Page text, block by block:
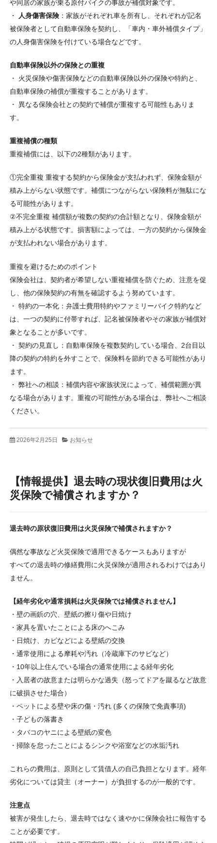
や同居の家族が乗る原付バイクの事故が補償対象です。
・
人身傷害保険：家族がそれぞれ車を所有し、それぞれが記名
被保険者として自動車保険を契約し、「車内・車外補償タイプ」
の人身傷害保険を付けている場合などです。
自動車保険以外の保険との重複
・ 火災保険や傷害保険などの自動車保険以外の保険や特約と、
自動車保険の補償が重複することがあります。
・ 異なる保険会社との契約で補償が重複する可能性もありま
す。
重複補償の種類
重複補償には、以下の2種類があります。
①完全重複 重複する契約から保険金が支払われず、保険金額が
積み上がらない状態です。補償につながらない保険料が無駄にな
る可能性があります。
②不完全重複 補償額が複数の契約の合計額となり、保険金額が
積み上がる状態です。損害額によっては、一方の契約から保険金
が支払われない場合があります。
重複を避けるためのポイント
保険会社は、契約者が希望しない重複補償を防ぐため、注意を促
し、他の保険契約の有無を確認するよう努めています。
・ 特約の一本化：弁護士費用特約やファミリーバイク特約など
は、一つの契約に付帯すれば、記名被保険者やその家族が補償対
象となることが多いです。
・ 契約の見直し：自動車保険を複数契約している場合、2台目以
降の契約の特約を外すことで、保険料を節約できる可能性があり
ます。
・ 弊社への相談：補償内容や家族状況によって、補償範囲が異
なる場合があります。重複の可能性がある場合は、弊社へご相談
ください。
2026年2月25日 お知らせ
【情報提供】退去時の現状復旧費用は火
災保険で補償されますか？
退去時の原状復旧費用は火災保険で補償されますか？
偶然な事故など火災保険で適用できるケースもありますが
すべての退去時の修繕費用に火災保険が適用されるわけではあり
ません。
【経年劣化や通常損耗は火災保険では補償されません】
・壁の画鋲の穴、壁紙の擦り傷や日焼け
・家具を置いたことによる床のへこみ
・日焼け、カビなどによる壁紙の交換
・通常使用による摩耗や汚れ（冷蔵庫下のサビなど）
・10年以上住んでいる場合の通常使用による経年劣化
・入居者の故意または明らかな過失（怒ってドアを蹴るなど故意
に破損させた場合）
・ペットによる壁や床の傷・汚れ (多くの保険で免責事項)
・子どもの落書き
・タバコのヤニによる壁紙の変色
・掃除を怠ったことによるシンクや浴室などの水垢汚れ
これらの費用は、原則として賃借人の自己負担となります。経年
劣化については貸主（オーナー）が負担するのが一般的です。
注意点
被害が発生したら、退去時ではなく速やかに保険会社に報告する
ことが必要です。